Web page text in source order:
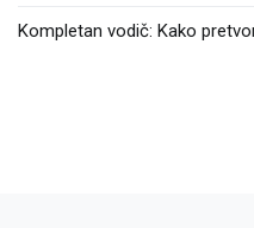
Kompletan vodič: Kako